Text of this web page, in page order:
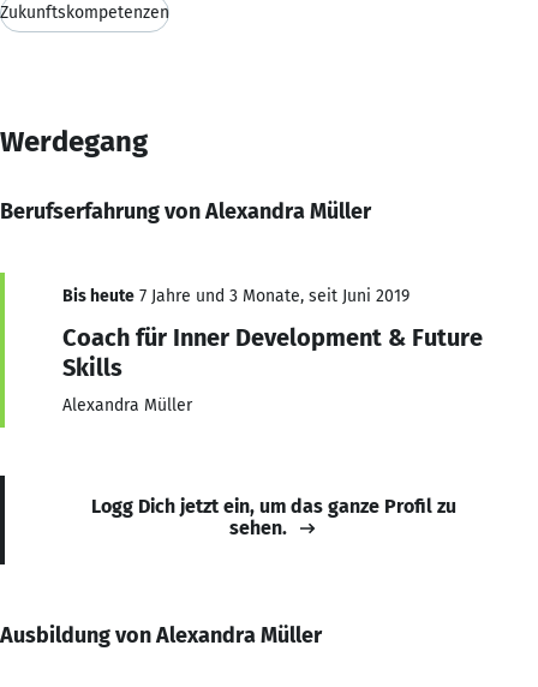
Zukunftskompetenzen
Werdegang
Berufserfahrung von Alexandra Müller
Bis heute 7 Jahre und 3 Monate, seit Juni 2019
Coach für Inner Development & Future
Skills
Alexandra Müller
Logg Dich jetzt ein, um das ganze Profil zu
sehen.
Ausbildung von Alexandra Müller